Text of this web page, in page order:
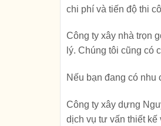
chi phí và tiến độ thi
Công ty xây nhà trọn
lý. Chúng tôi cũng có
Nếu bạn đang có
Công ty xây dựng
dịch vụ tư vấn thiết kế